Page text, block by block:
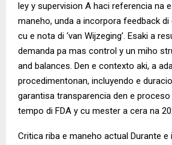
ley y supervision A haci referencia na
maneho, unda a incorpora feedback
cu e nota di ‘van Wijzeging’. Esaki a
demanda pa mas control y un miho
and balances. Den e contexto aki, a
procedimentonan, incluyendo e
garantisa transparencia den e
tempo di FDA y cu mester a cera na
Critica riba e maneho actual Durante e